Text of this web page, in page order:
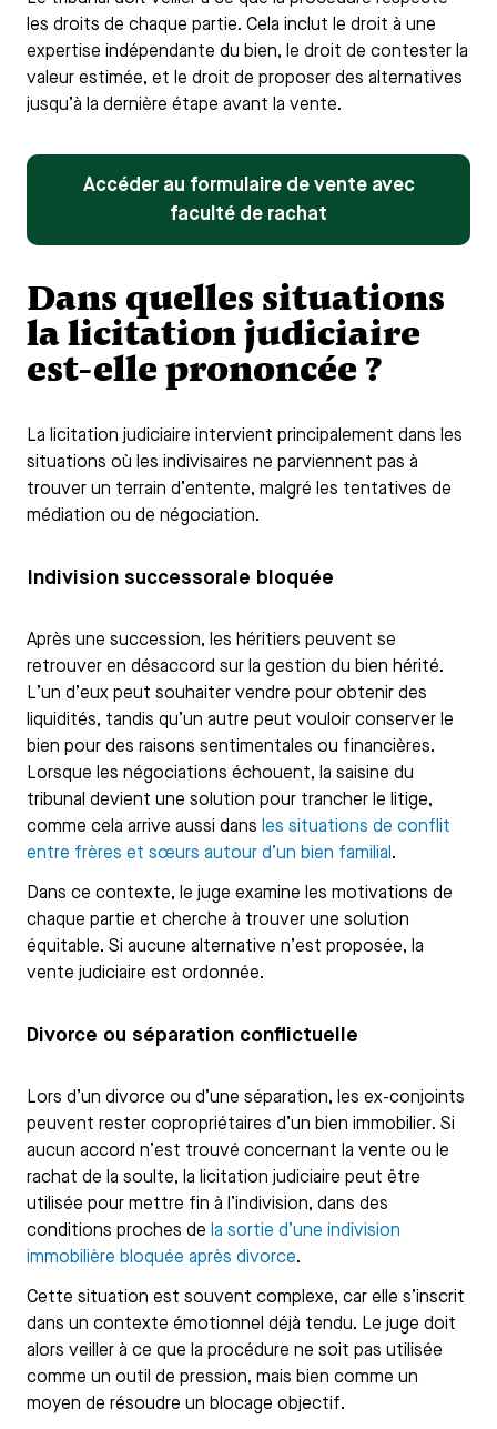
les droits de chaque partie. Cela inclut le droit à une
expertise indépendante du bien, le droit de contester la
valeur estimée, et le droit de proposer des alternatives
jusqu’à la dernière étape avant la vente.
Accéder au formulaire de vente avec
faculté de rachat
Dans quelles situations
la licitation judiciaire
est-elle prononcée ?
La licitation judiciaire intervient principalement dans les
situations où les indivisaires ne parviennent pas à
trouver un terrain d’entente, malgré les tentatives de
médiation ou de négociation.
Indivision successorale bloquée
Après une succession, les héritiers peuvent se
retrouver en désaccord sur la gestion du bien hérité.
L’un d’eux peut souhaiter vendre pour obtenir des
liquidités, tandis qu’un autre peut vouloir conserver le
bien pour des raisons sentimentales ou financières.
Lorsque les négociations échouent, la saisine du
tribunal devient une solution pour trancher le litige,
comme cela arrive aussi dans les situations de conflit
entre frères et sœurs autour d’un bien familial .
Dans ce contexte, le juge examine les motivations de
chaque partie et cherche à trouver une solution
équitable. Si aucune alternative n’est proposée, la
vente judiciaire est ordonnée.
Divorce ou séparation conflictuelle
Lors d’un divorce ou d’une séparation, les ex-conjoints
peuvent rester copropriétaires d’un bien immobilier. Si
aucun accord n’est trouvé concernant la vente ou le
rachat de la soulte, la licitation judiciaire peut être
utilisée pour mettre fin à l’indivision, dans des
conditions proches de la sortie d’une indivision
immobilière bloquée après divorce.
Cette situation est souvent complexe, car elle s’inscrit
dans un contexte émotionnel déjà tendu. Le juge doit
alors veiller à ce que la procédure ne soit pas utilisée
comme un outil de pression, mais bien comme un
moyen de résoudre un blocage objectif.